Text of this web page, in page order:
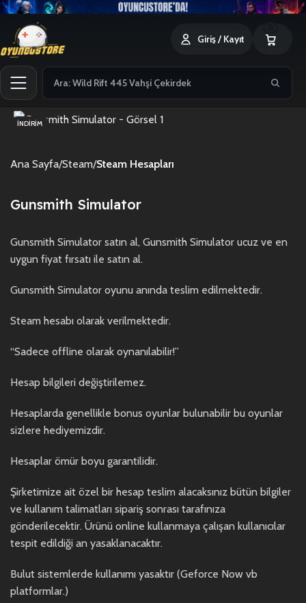
Giriş / Kayıt
İNDIRIM
Ana Sayfa Steam Steam Hesapları
Gunsmith Simulator
Gunsmith Simulator satın al, Gunsmith Simulator ucuz ve en
uygun fiyat fırsatı ile satın al.
Gunsmith Simulator oyunu anında teslim edilmektedir.
Steam hesabı olarak verilmektedir.
“Sadece offline olarak oynanılabilir!”
Hesap bilgileri değiştirilemez.
Hesaplarda genellikle bonus oyunlar bulunabilir bu oyunlar
sizlere hediyemizdir.
Hesaplar ömür boyu garantilidir.
Şirketimize ait özel bir hesap teslim alacaksınız bütün bilgiler
ve kullanım talimatları sipariş sonrası tarafınıza
gönderilecektir. Ürünü online kullanmaya çalışan kullanıcılar
tespit edildiği an yasaklanacaktır.
Bulut sistemlerde kullanımı yasaktır (Geforce Now vb
platformlar.)